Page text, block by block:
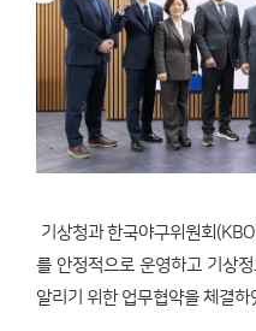
기상청과 한국야구위원회
를 안정적으로 운영하고 기상
알리기 위한 업무협약을 체결하